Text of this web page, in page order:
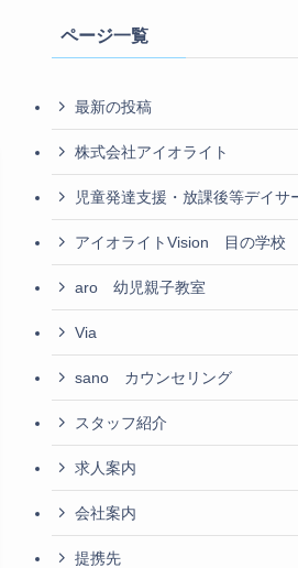
ページ一覧
最新の投稿
株式会社アイオライト
児童発達支援・放課後等デイサ
アイオライトVision 目の学校
aro 幼児親子教室
Via
sano カウンセリング
スタッフ紹介
求人案内
会社案内
提携先